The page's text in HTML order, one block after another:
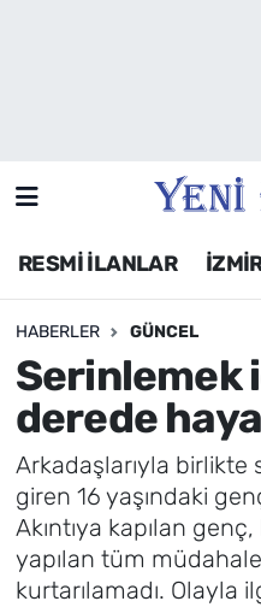
RESMİ İLANLAR
HABERLER GÜNCEL
Serinlemek
derede
Arkadaşlarıyla birlikte
giren 16 yaşındaki
Akıntıya kapılan genç,
yapılan tüm
kurtarılamadı. Olayla
Siyaset
Asayiş / Polis-
Magazin
Foto Galeri
Künye